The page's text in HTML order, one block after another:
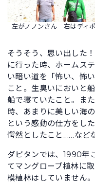
左がノノンさん 右はディ
そうそう、思い出した
に行った時、ホームス
い暗い道を「怖い、怖
こと。生臭いにおいと
船で寝ていたこと。ま
時、あまりに美しい海
という感動の仕方をし
愕然としたこと……など
ダピタンでは、1990年
てマングローブ植林に
模植林はしていません